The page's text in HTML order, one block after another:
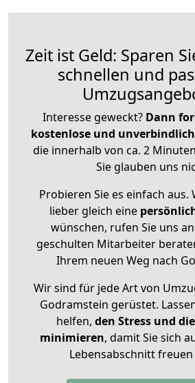
Zeit ist Geld: Sparen
schnellen und
Interesse geweckt? Dann
kostenlose und
die innerhalb von ca. 2
Sie glauben uns
Probieren Sie es einfach aus.
lieber gleich eine
wünschen, rufen Sie uns
geschulten Mitarbeiter
Ihrem neuen Weg nach
Wir sind für jede Art von
Godramstein gerüstet.
helfen, den Stress und
minimieren, damit Sie sich
Lebensabschnitt